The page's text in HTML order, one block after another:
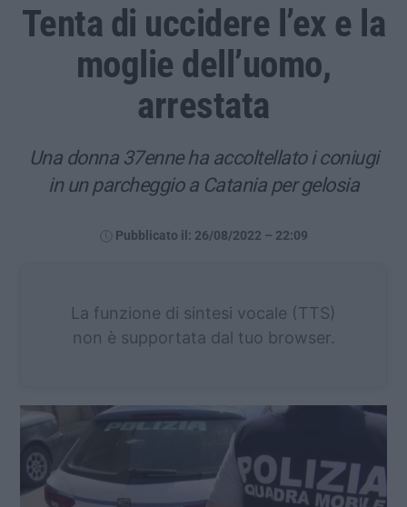
Tenta di uccidere l’ex e la
moglie dell’uomo,
arrestata
Una donna 37enne ha accoltellato i coniugi
in un parcheggio a Catania per gelosia
Pubblicato il: 26/08/2022 – 22:09
La funzione di sintesi vocale (TTS)
non è supportata dal tuo browser.